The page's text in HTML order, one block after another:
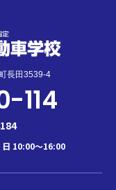
長田3539-4
114
10:00～16:00